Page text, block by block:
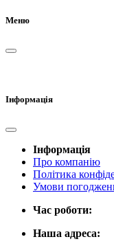
Меню
Інформація
Інформація
Про компанію
Політика
Умови
Час роботи:
Наша адреса: